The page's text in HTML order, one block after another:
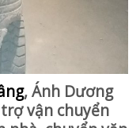
, Ánh Dương
vận chuyển